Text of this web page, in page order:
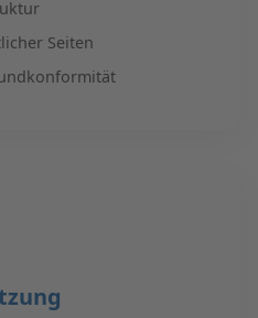
Seiten